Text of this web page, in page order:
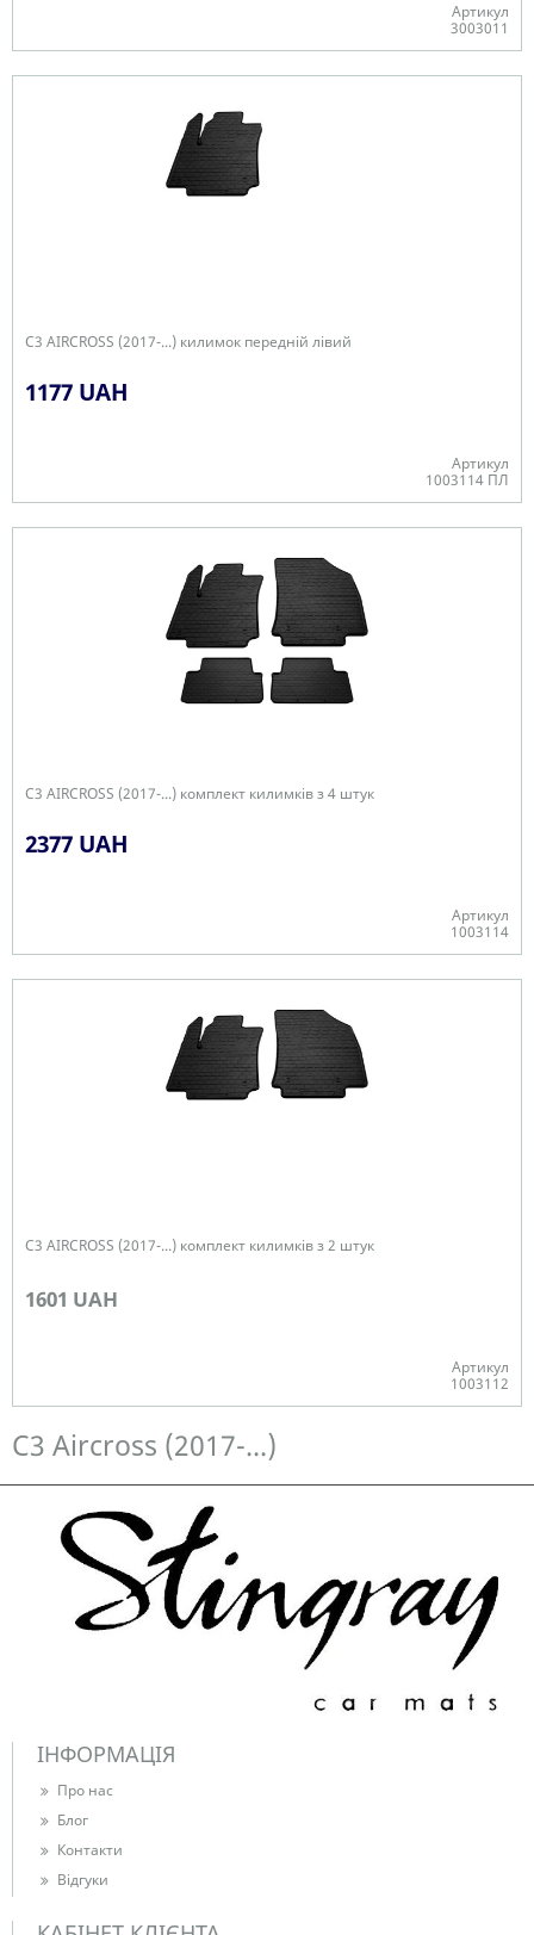
Артикул
3003011
C3 AIRCROSS (2017-...) килимок передній лівий
1177 UAH
Артикул
1003114 ПЛ
C3 AIRCROSS (2017-...) комплект килимків з 4 штук
2377 UAH
Артикул
1003114
C3 AIRCROSS (2017-...) комплект килимків з 2 штук
1601 UAH
Артикул
1003112
C3 Aircross (2017-...)
ІНФОРМАЦІЯ
Про нас
Блог
Контакти
Відгуки